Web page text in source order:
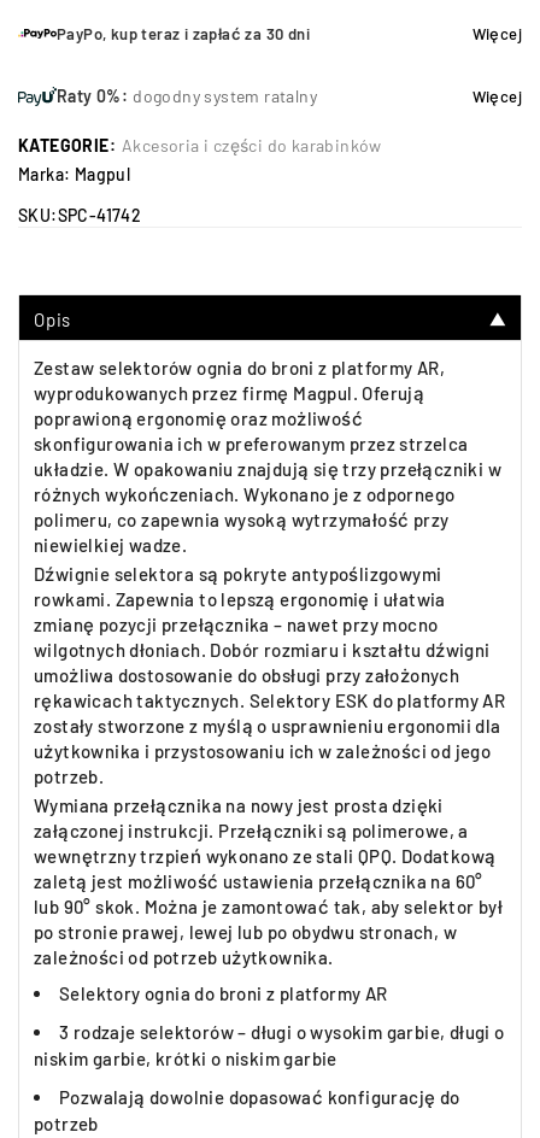
PayPo, kup teraz i zapłać za 30 dni Więcej
Raty 0%: dogodny system ratalny Więcej
KATEGORIE: Akcesoria i części do karabinków
Marka: Magpul
SKU:SPC-41742
Opis ▼
Zestaw selektorów ognia do broni z platformy AR,
wyprodukowanych przez firmę Magpul. Oferują
poprawioną ergonomię oraz możliwość
skonfigurowania ich w preferowanym przez strzelca
układzie. W opakowaniu znajdują się trzy przełączniki w
różnych wykończeniach. Wykonano je z odpornego
polimeru, co zapewnia wysoką wytrzymałość przy
niewielkiej wadze.
Dźwignie selektora są pokryte antypoślizgowymi
rowkami. Zapewnia to lepszą ergonomię i ułatwia
zmianę pozycji przełącznika – nawet przy mocno
wilgotnych dłoniach. Dobór rozmiaru i kształtu dźwigni
umożliwa dostosowanie do obsługi przy założonych
rękawicach taktycznych. Selektory ESK do platformy AR
zostały stworzone z myślą o usprawnieniu ergonomii dla
użytkownika i przystosowaniu ich w zależności od jego
potrzeb.
Wymiana przełącznika na nowy jest prosta dzięki
załączonej instrukcji. Przełączniki są polimerowe, a
wewnętrzny trzpień wykonano ze stali QPQ. Dodatkową
zaletą jest możliwość ustawienia przełącznika na 60°
lub 90° skok. Można je zamontować tak, aby selektor był
po stronie prawej, lewej lub po obydwu stronach, w
zależności od potrzeb użytkownika.
Selektory ognia do broni z platformy AR
3 rodzaje selektorów – długi o wysokim garbie, długi o
niskim garbie, krótki o niskim garbie
Pozwalają dowolnie dopasować konfigurację do
potrzeb